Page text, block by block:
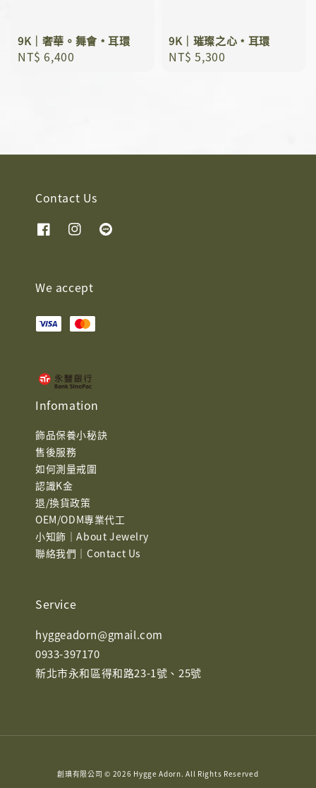
9K｜奢華。舞會﹡耳環
Regular
NT$ 6,400
9K｜璀璨之心﹡耳環
Regular
NT$ 5,300
Contact Us
We accept
Infomation
飾品保養小秘訣
售後服務
如何測量戒圍
認識K金
退/換貨政策
OEM/ODM專業代工
小知飾｜About Jewelry
聯絡我們｜Contact Us
Service
hyggeadorn@gmail.com
0933-397170
新北市永和區得和路23-1號、25號
創琠有限公司 © 2026 Hygge Adorn. All Rights Reserved